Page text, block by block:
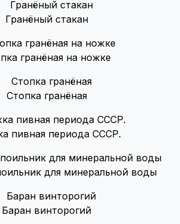
Гранёный стакан
гранёная на ножке
Стопка гранёная
пивная периода СССР.
для минеральной воды
Баран винторогий